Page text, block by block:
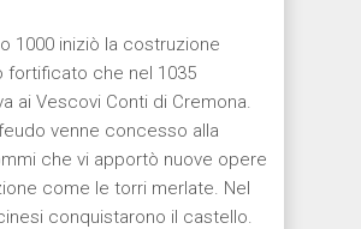
1000 iniziò la costruzione
fortificato che nel 1035
ai Vescovi Conti di Cremona.
venne concesso alla
che vi apportò nuove opere
come le torri merlate. Nel
conquistarono il castello.